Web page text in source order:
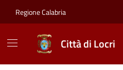
Regione Calabria
Città di Locri